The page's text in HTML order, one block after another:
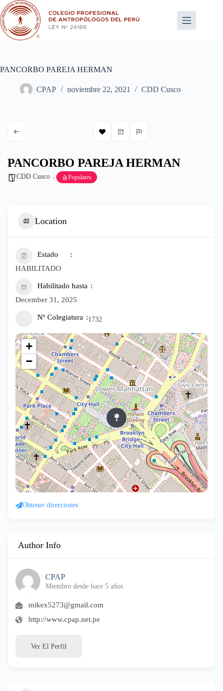
Saltar
al
contenido
PANCORBO PAREJA HERMAN
CPAP noviembre 22, 2021 CDD Cusco
PANCORBO PAREJA HERMAN
CDD Cusco Populares
Location
Estado
HABILITADO
Habilitado hasta
December 31, 2025
Nº Colegiatura 1732
+
−
Obtener direcciones
Author Info
CPAP
Miembro desde hace 5 años
mikex5273@gmail.com
http://www.cpap.net.pe
Ver El Perfil